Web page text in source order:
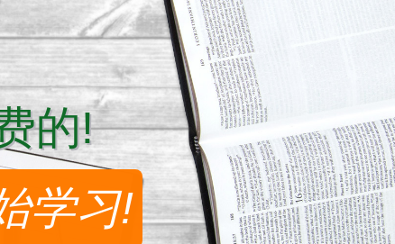
的!
的!
学习!